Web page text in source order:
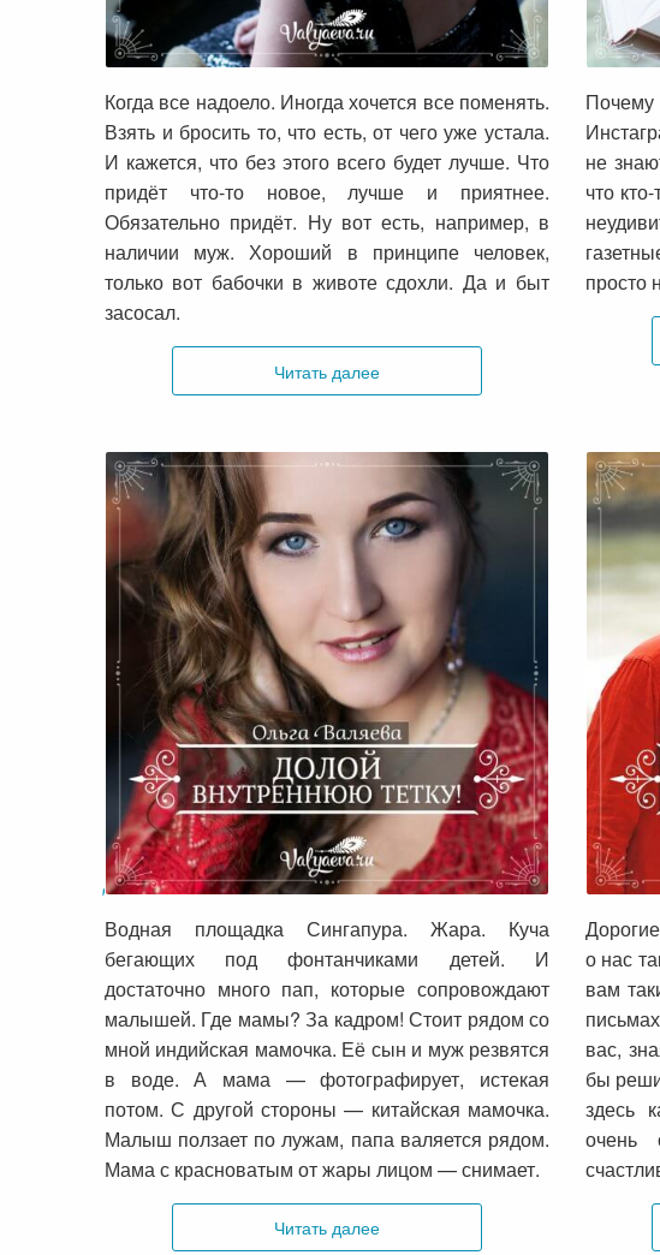
Что делать, если все надоело
Когда все надоело. Иногда хочется все поменять.
Взять и бросить то, что есть, от чего уже устала.
И кажется, что без этого всего будет лучше. Что
придёт что-то новое, лучше и приятнее.
Обязательно придёт. Ну вот есть, например, в
наличии муж. Хороший в принципе человек,
только вот бабочки в животе сдохли. Да и быт
засосал.
Читать далее
Почему
не
что
просто
Долой внутреннюю тетку!
Водная площадка Сингапура. Жара. Куча
бегающих под фонтанчиками детей. И
достаточно много пап, которые сопровождают
малышей. Где мамы? За кадром! Стоит рядом со
мной индийская мамочка. Её сын и муж резвятся
в воде. А мама — фотографирует, истекая
потом. С другой стороны — китайская мамочка.
Малыш ползает по лужам, папа валяется рядом.
Мама с красноватым от жары лицом — снимает.
Читать далее
20
о нас
вам
вас,
бы
здесь
очень